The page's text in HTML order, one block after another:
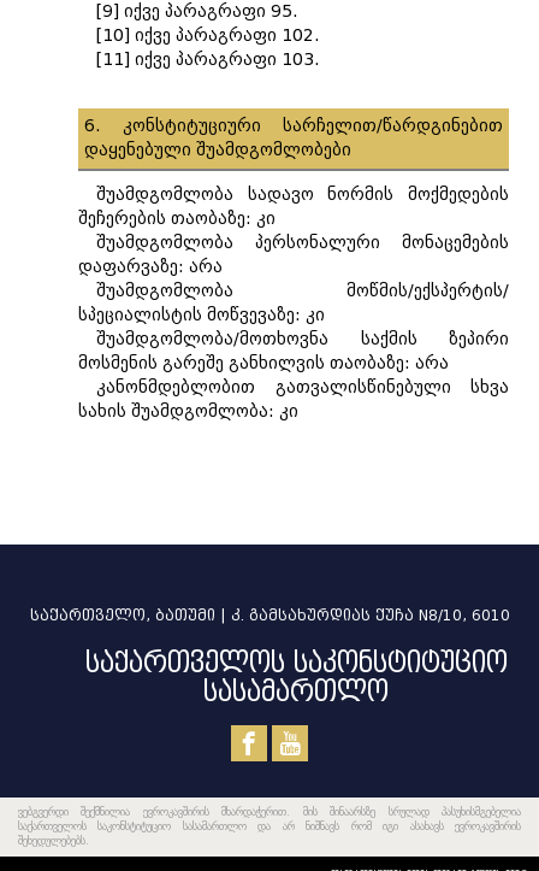
[9] იქვე პარაგრაფი 95.
[10] იქვე პარაგრაფი 102.
[11] იქვე პარაგრაფი 103.
6. კონსტიტუციური სარჩელით/წარდგინებით
დაყენებული შუამდგომლობები
შუამდგომლობა სადავო ნორმის მოქმედების
შეჩერების თაობაზე: კი
შუამდგომლობა პერსონალური მონაცემების
დაფარვაზე: არა
შუამდგომლობა მოწმის/ექსპერტის/
სპეციალისტის მოწვევაზე: კი
შუამდგომლობა/მოთხოვნა საქმის ზეპირი
მოსმენის გარეშე განხილვის თაობაზე: არა
კანონმდებლობით გათვალისწინებული სხვა
სახის შუამდგომლობა: კი
საქართველო, ბათუმი | კ. გამსახურდიას ქუჩა N8/10, 6010
საქართველოს საკონსტიტუციო
სასამართლო
ვებგვერდი შექმნილია ევროკავშირის მხარდაჭერით. მის შინაარსზე სრულად პასუხისმგებელია
საქართველოს საკონსტიტუციო სასამართლო და არ ნიშნავს რომ იგი ასახავს ევროკავშირის
შეხედულებებს.